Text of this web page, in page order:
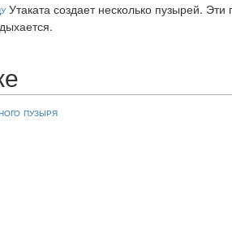
Утаката создает несколько пузырей. Эти
пузыря